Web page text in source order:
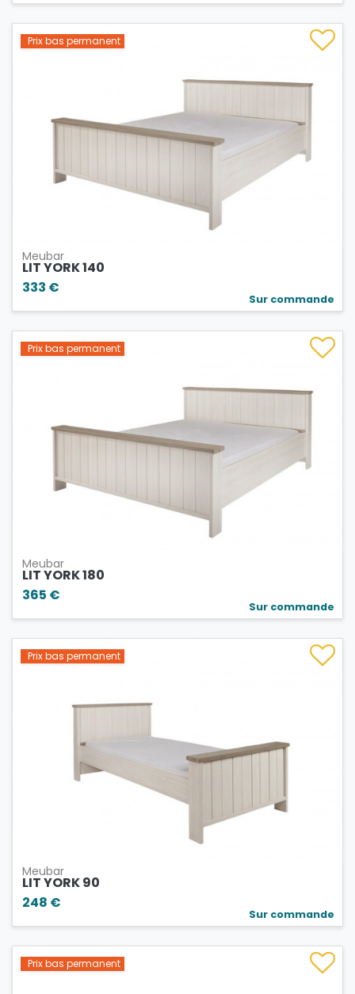
Prix bas permanent
Meubar
LIT YORK 140
333 €
Sur commande
Prix bas permanent
Meubar
LIT YORK 180
365 €
Sur commande
Prix bas permanent
Meubar
LIT YORK 90
248 €
Sur commande
Prix bas permanent